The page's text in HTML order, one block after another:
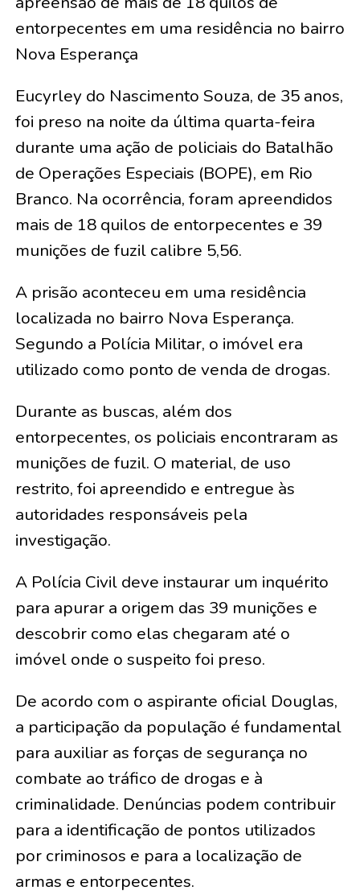
entorpecentes em uma residência no bairro
Nova Esperança
Eucyrley do Nascimento Souza, de 35 anos,
foi preso na noite da última quarta-feira
durante uma ação de policiais do Batalhão
de Operações Especiais (BOPE), em Rio
Branco. Na ocorrência, foram apreendidos
mais de 18 quilos de entorpecentes e 39
munições de fuzil calibre 5,56.
A prisão aconteceu em uma residência
localizada no bairro Nova Esperança.
Segundo a Polícia Militar, o imóvel era
utilizado como ponto de venda de drogas.
Durante as buscas, além dos
entorpecentes, os policiais encontraram as
munições de fuzil. O material, de uso
restrito, foi apreendido e entregue às
autoridades responsáveis pela
investigação.
A Polícia Civil deve instaurar um inquérito
para apurar a origem das 39 munições e
descobrir como elas chegaram até o
imóvel onde o suspeito foi preso.
De acordo com o aspirante oficial Douglas,
a participação da população é fundamental
para auxiliar as forças de segurança no
combate ao tráfico de drogas e à
criminalidade. Denúncias podem contribuir
para a identificação de pontos utilizados
por criminosos e para a localização de
armas e entorpecentes.